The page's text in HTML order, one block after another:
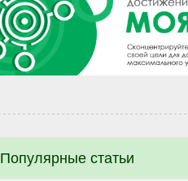
Популярные статьи